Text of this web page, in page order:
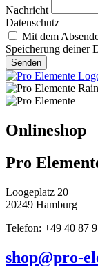
Nachricht
Datenschutz
Mit dem
Speicherung deiner
Senden
Onlineshop
Pro
Loogeplatz 20
20249 Hamburg
Telefon: +49 40 87
shop@pro-